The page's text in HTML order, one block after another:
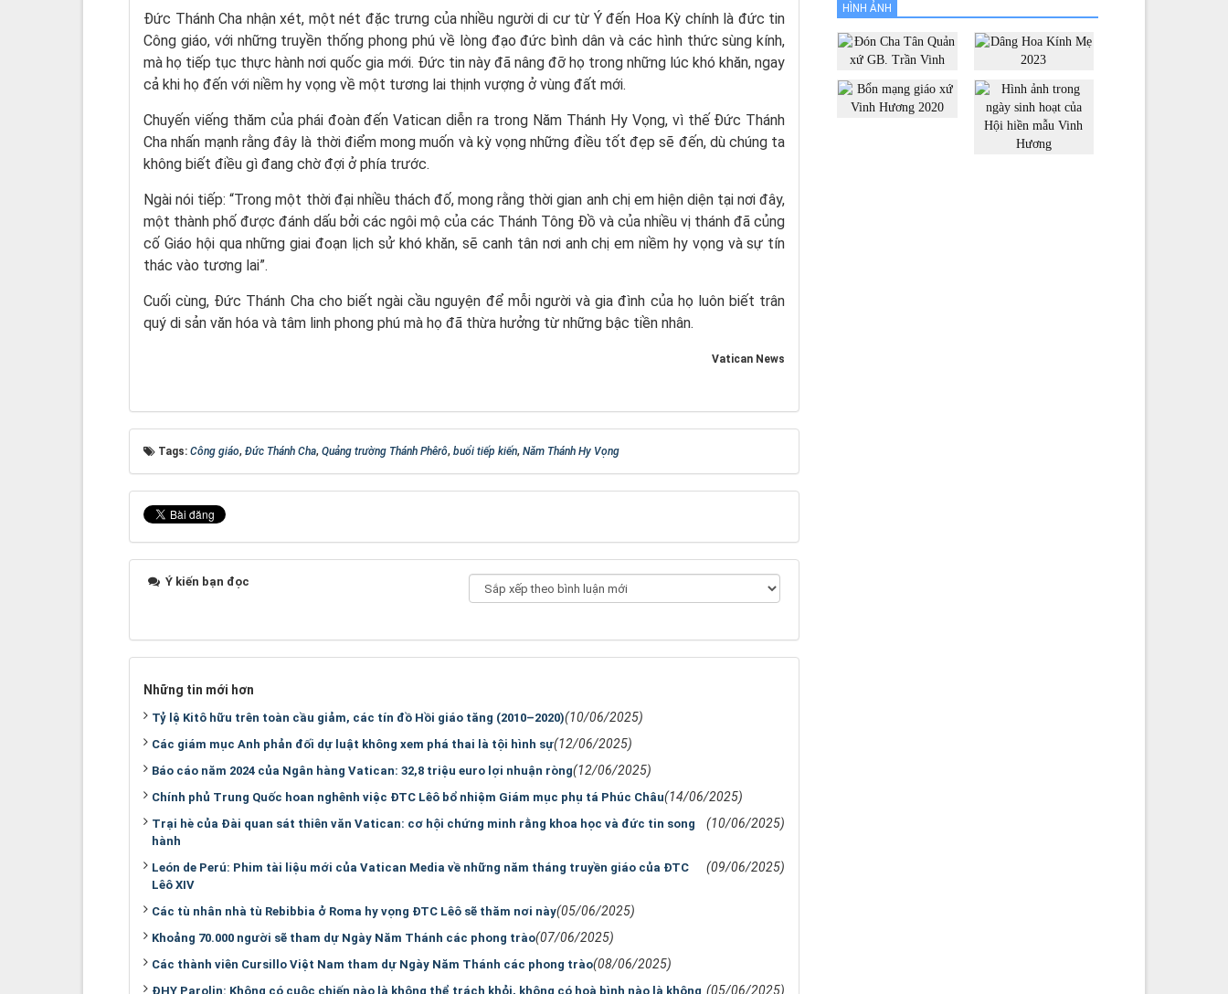
Đức Thánh Cha nhận xét, một nét đặc trưng của nhiều người di cư từ Ý đến Hoa Kỳ chính là đức tin
Công giáo, với những truyền thống phong phú về lòng đạo đức bình dân và các hình thức sùng kính,
mà họ tiếp tục thực hành nơi quốc gia mới. Đức tin này đã nâng đỡ họ trong những lúc khó khăn, ngay
cả khi họ đến với niềm hy vọng về một tương lai thịnh vượng ở vùng đất mới.
Chuyến viếng thăm của phái đoàn đến Vatican diễn ra trong Năm Thánh Hy Vọng, vì thế Đức Thánh
Cha nhấn mạnh rằng đây là thời điểm mong muốn và kỳ vọng những điều tốt đẹp sẽ đến, dù chúng ta
không biết điều gì đang chờ đợi ở phía trước.
Ngài nói tiếp: “Trong một thời đại nhiều thách đố, mong rằng thời gian anh chị em hiện diện tại nơi đây,
một thành phố được đánh dấu bởi các ngôi mộ của các Thánh Tông Đồ và của nhiều vị thánh đã củng
cố Giáo hội qua những giai đoạn lịch sử khó khăn, sẽ canh tân nơi anh chị em niềm hy vọng và sự tín
thác vào tương lai”.
Cuối cùng, Đức Thánh Cha cho biết ngài cầu nguyện để mỗi người và gia đình của họ luôn biết trân
quý di sản văn hóa và tâm linh phong phú mà họ đã thừa hưởng từ những bậc tiền nhân.
Vatican News
Tags: Công giáo, Đức Thánh Cha, Quảng trường Thánh Phêrô, buổi tiếp kiến, Năm Thánh Hy Vọng
Ý kiến bạn đọc
Những tin mới hơn
Tỷ lệ Kitô hữu trên toàn cầu giảm, các tín đồ Hồi giáo tăng (2010–2020)(10/06/2025)
Các giám mục Anh phản đối dự luật không xem phá thai là tội hình sự(12/06/2025)
Báo cáo năm 2024 của Ngân hàng Vatican: 32,8 triệu euro lợi nhuận ròng(12/06/2025)
Chính phủ Trung Quốc hoan nghênh việc ĐTC Lêô bổ nhiệm Giám mục phụ tá Phúc Châu(14/06/2025)
Trại hè của Đài quan sát thiên văn Vatican: cơ hội chứng minh rằng khoa học và đức tin song
hành
(10/06/2025)
León de Perú: Phim tài liệu mới của Vatican Media về những năm tháng truyền giáo của ĐTC
Lêô XIV
(09/06/2025)
Các tù nhân nhà tù Rebibbia ở Roma hy vọng ĐTC Lêô sẽ thăm nơi này(05/06/2025)
Khoảng 70.000 người sẽ tham dự Ngày Năm Thánh các phong trào(07/06/2025)
Các thành viên Cursillo Việt Nam tham dự Ngày Năm Thánh các phong trào(08/06/2025)
ĐHY Parolin: Không có cuộc chiến nào là không thể trách khỏi, không có hoà bình nào là không (05/06/2025)
HÌNH ẢNH